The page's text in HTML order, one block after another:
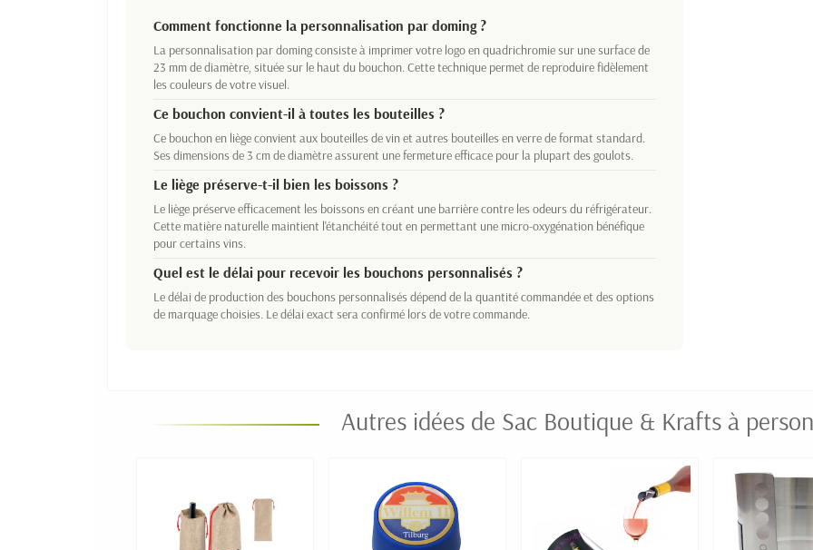
Comment fonctionne la personnalisation par doming ?
La personnalisation par doming consiste à imprimer votre logo en quadrichromie sur une surface de
23 mm de diamètre, située sur le haut du bouchon. Cette technique permet de reproduire fidèlement
les couleurs de votre visuel.
Ce bouchon convient-il à toutes les bouteilles ?
Ce bouchon en liège convient aux bouteilles de vin et autres bouteilles en verre de format standard.
Ses dimensions de 3 cm de diamètre assurent une fermeture efficace pour la plupart des goulots.
Le liège préserve-t-il bien les boissons ?
Le liège préserve efficacement les boissons en créant une barrière contre les odeurs du réfrigérateur.
Cette matière naturelle maintient l'étanchéité tout en permettant une micro-oxygénation bénéfique
pour certains vins.
Quel est le délai pour recevoir les bouchons personnalisés ?
Le délai de production des bouchons personnalisés dépend de la quantité commandée et des options
de marquage choisies. Le délai exact sera confirmé lors de votre commande.
Autres idées de Sac Boutique & Krafts à